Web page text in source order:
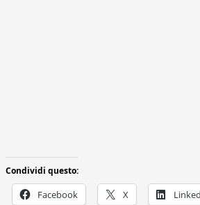
Condividi questo:
Facebook X